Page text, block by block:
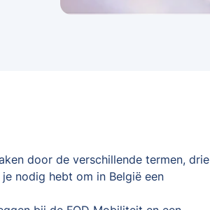
door de verschillende termen, drie
nodig hebt om in België een